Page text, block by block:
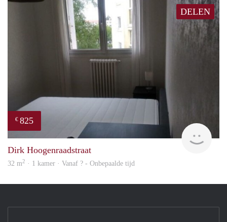
DELEN
€ 825
Dirk Hoogenraadstraat
32 m2 · 1 kamer · Vanaf ? - Onbepaalde tijd